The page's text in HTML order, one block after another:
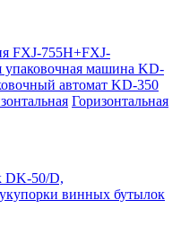
FXJ-755H+FXJ-
упаковочная машина KD-
автомат KD-350
Горизонтальная
DK-50/D,
винных бутылок